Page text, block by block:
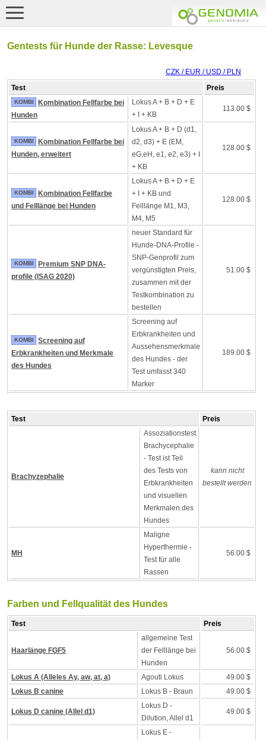
Gentests für Hunde der Rasse: Levesque
CZK / EUR / USD / PLN
Test
Preis
KOMBI
Kombination Fellfarbe bei
Hunden
Lokus A + B + D + E
+ I + KB
113.00 $
KOMBI
Kombination Fellfarbe bei
Hunden, erweitert
Lokus A + B + D (d1,
d2, d3) + E (EM,
eG,eH, e1, e2, e3) + I
+ KB
128.00 $
KOMBI
Kombination Fellfarbe
und Felllänge bei Hunden
Lokus A + B + D + E
+ I + KB und
Felllänge M1, M3,
M4, M5
128.00 $
KOMBI
Premium SNP DNA-
profile (ISAG 2020)
neuer Standard für
Hunde-DNA-Profile -
SNP-Genprofil zum
vergünstigten Preis,
zusammen mit der
Testkombination zu
bestellen
51.00 $
KOMBI
Screening auf
Erbkrankheiten und Merkmale
des Hundes
Screening auf
Erbkrankheiten und
Aussehensmerkmale
des Hundes - der
Test umfasst 340
Marker
189.00 $
Test Preis
Brachyzephalie
Assoziationstest
Brachycephalie
- Test ist Teil
des Tests von
Erbkrankheiten
und visuellen
Merkmalen des
Hundes
kann nicht
bestellt werden
MH
Maligne
Hyperthermie -
Test für alle
Rassen
56.00 $
Farben und Fellqualität des Hundes
Test Preis
Haarlänge FGF5
allgemeine Test
der Felllänge bei
Hunden
56.00 $
Lokus A (Alleles Ay, aw, at, a) Agouti Lokus
49.00 $
Lokus B canine
Lokus B - Braun 49.00 $
Lokus D canine (Allel d1)
Lokus D -
Dilution, Allel d1
49.00 $
Lokus E -